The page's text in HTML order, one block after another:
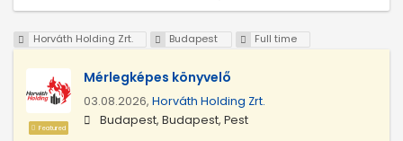
Horváth Holding Zrt. Budapest Full time
Featured
Mérlegképes könyvelő
03.08.2026, Horváth Holding Zrt.
Budapest, Budapest, Pest